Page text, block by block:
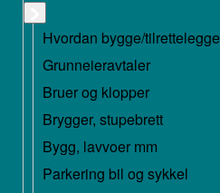
Hvordan bygge/tilrettelegge
Grunneieravtaler
Bruer og klopper
Brygger, stupebrett
Bygg, lavvoer mm
Parkering bil og sykkel